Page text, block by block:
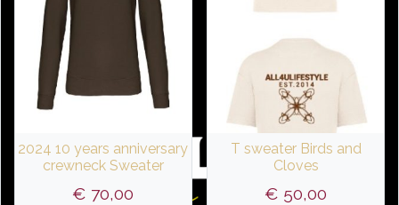
2024 10 years anniversary
crewneck Sweater
€ 70,00
T sweater Birds and
Cloves
€ 50,00